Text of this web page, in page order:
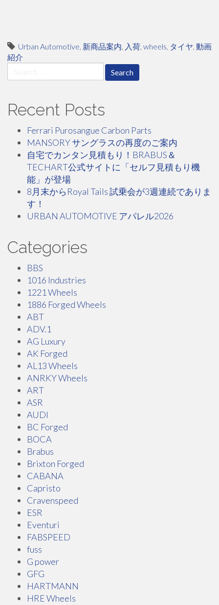
Urban Automotive, 新商品案内, 入荷, wheels, タイヤ, 動画
紹介
for:
Recent Posts
Ferrari Purosangue Carbon Parts
MANSORY サングラスの再度のご案内
自宅でカンタン見積もり！BRABUS＆
TECHART公式サイトに「セルフ見積もり機
能」が登場
8月末からRoyal Tails 試乗会が3週連続でありま
す！
URBAN AUTOMOTIVE アパレル2026
Categories
BBS
1016 Industries
1221 Wheels
1886 Forged Wheels
ABT
ADV.1
AG Luxury
AK Forged
AL13 Wheels
ANRKY Wheels
ART
ASR
AUDI
BC Forged
BOCA
Brabus
Brixton Forged
CABANA
Capristo
Cravenspeed
ESR
Eventuri
FABSPEED
fuss
G power
GFG
HARTMANN
HRE Wheels